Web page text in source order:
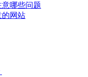
哪些问题
的网站